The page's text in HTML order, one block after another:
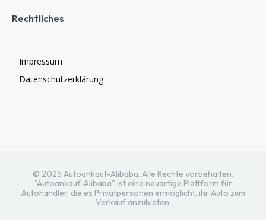
Rechtliches
Impressum
Datenschutzerklärung
© 2025 Autoankauf-Alibaba. Alle Rechte vorbehalten.
"Autoankauf-Alibaba" ist eine neuartige Plattform für
Autohändler, die es Privatpersonen ermöglicht, ihr Auto zum
Verkauf anzubieten.